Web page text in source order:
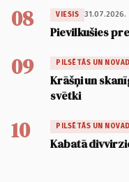
08 VIESIS 31.07.2026.
Pievilkušies
09 PILSĒTĀS UN
Krāšņi un
svētki
10 PILSĒTĀS UN
Kabatā